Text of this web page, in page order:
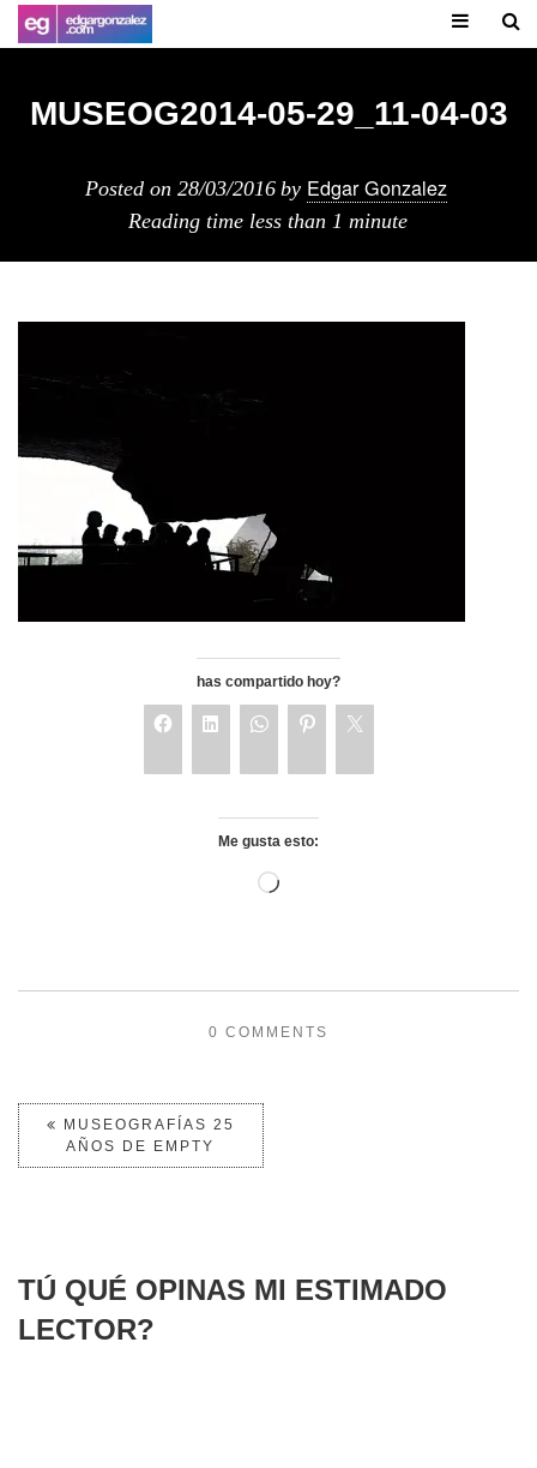
MUSEOG2014-05-29_11-04-03
Posted on 28/03/2016 by Edgar Gonzalez
Reading time less than 1 minute
has compartido hoy?
Me gusta esto:
0 COMMENTS
MUSEOGRAFÍAS 25
AÑOS DE EMPTY
TÚ QUÉ OPINAS MI ESTIMADO
LECTOR?